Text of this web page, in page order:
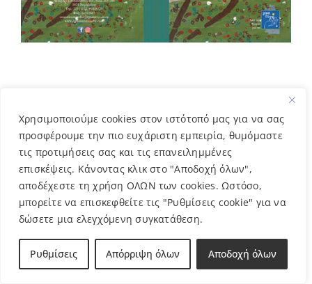
Χρησιμοποιούμε cookies στον ιστότοπό μας για να σας
προσφέρουμε την πιο ευχάριστη εμπειρία, θυμόμαστε
τις προτιμήσεις σας και τις επανειλημμένες
επισκέψεις. Κάνοντας κλικ στο "Αποδοχή όλων",
αποδέχεστε τη χρήση ΟΛΩΝ των cookies. Ωστόσο,
μπορείτε να επισκεφθείτε τις "Ρυθμίσεις cookie" για να
δώσετε μια ελεγχόμενη συγκατάθεση.
Ρυθμίσεις Απόρριψη όλων Αποδοχή όλων
5,00€